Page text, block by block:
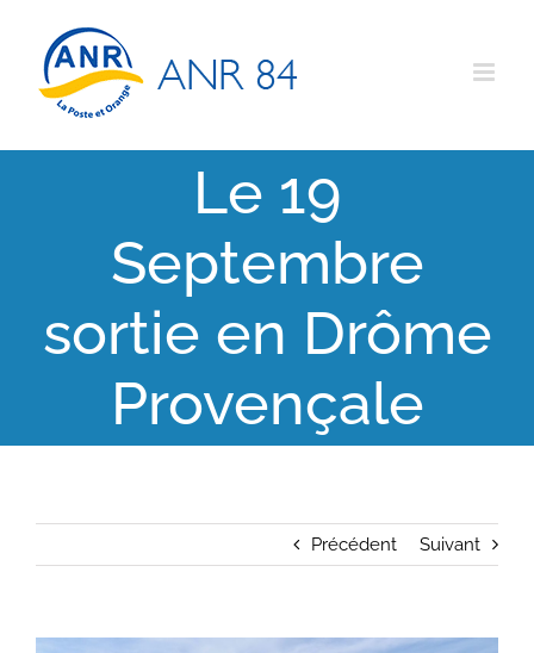
contenu
Le 19
Septembre
sortie en Drôme
Provençale
Précédent Suivant